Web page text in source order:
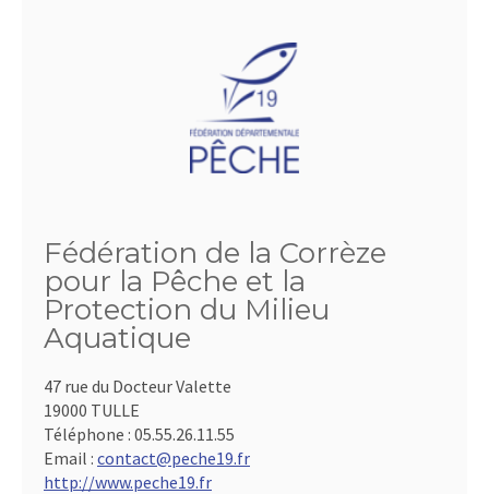
Fédération de la Corrèze
pour la Pêche et la
Protection du Milieu
Aquatique
47 rue du Docteur Valette
19000 TULLE
Téléphone : 05.55.26.11.55
Email : contact@peche19.fr
http://www.peche19.fr